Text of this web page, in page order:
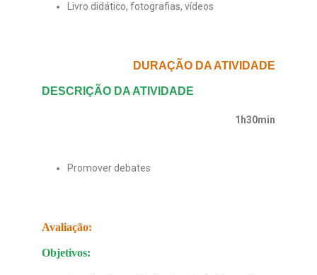
Livro didático, fotografias, vídeos
DURAÇÃO DA ATIVIDADE
DESCRIÇÃO DA ATIVIDADE
1h30min
Promover debates
Avaliação:
Objetivos: